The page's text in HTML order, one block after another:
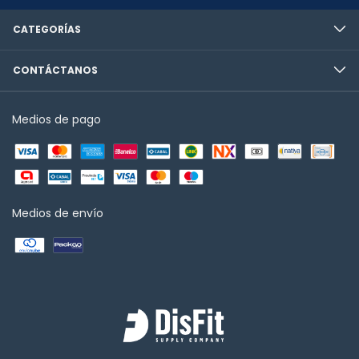
CATEGORÍAS
CONTÁCTANOS
Medios de pago
Medios de envío